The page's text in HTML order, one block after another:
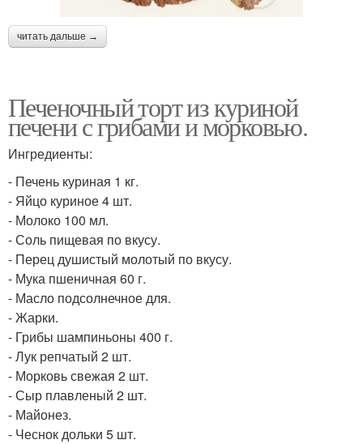
читать дальше →
Печеночный торт из куриной
печени с грибами и морковью.
Ингредиенты:
- Печень куриная 1 кг.
- Яйцо куриное 4 шт.
- Молоко 100 мл.
- Соль пищевая по вкусу.
- Перец душистый молотый по вкусу.
- Мука пшеничная 60 г.
- Масло подсолнечное для.
- Жарки.
- Грибы шампиньоны 400 г.
- Лук репчатый 2 шт.
- Морковь свежая 2 шт.
- Сыр плавленый 2 шт.
- Майонез.
- Чеснок дольки 5 шт.